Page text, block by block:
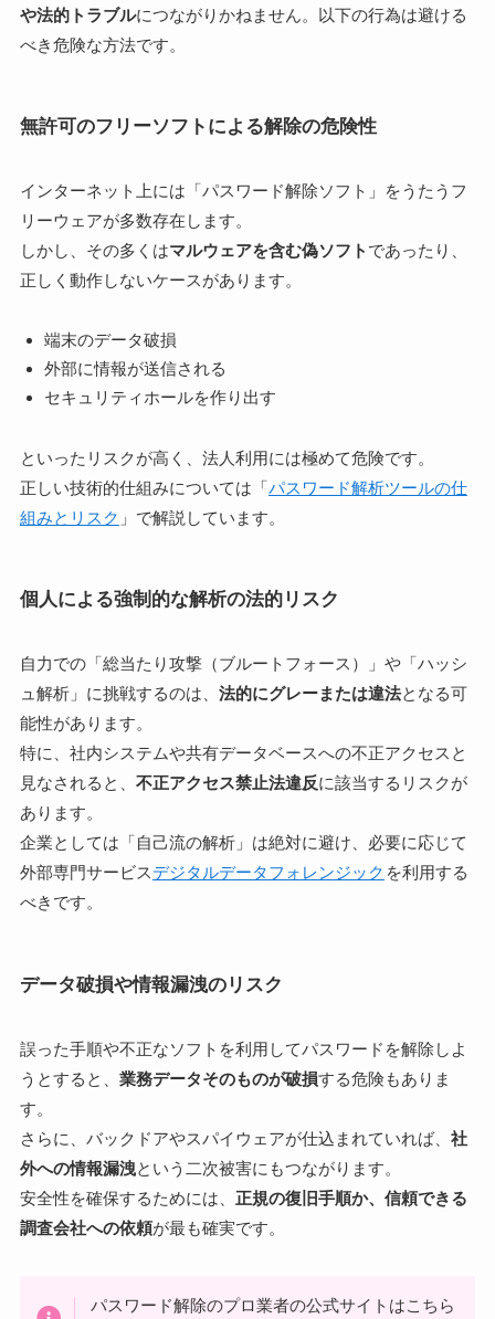
や法的トラブルにつながりかねません。以下の行為は避ける
べき危険な方法です。
無許可のフリーソフトによる解除の危険性
インターネット上には「パスワード解除ソフト」をうたうフ
リーウェアが多数存在します。
しかし、その多くはマルウェアを含む偽ソフト であったり、
正しく動作しないケースがあります。
端末のデータ破損
外部に情報が送信される
セキュリティホールを作り出す
といったリスクが高く、法人利用には極めて危険です。
正しい技術的仕組みについては「パスワード解析ツールの仕
組みとリスク 」で解説しています。
個人による強制的な解析の法的リスク
自力での「総当たり攻撃（ブルートフォース）」や「ハッシ
ュ解析」に挑戦するのは、 法的にグレーまたは違法となる可
能性があります。
特に、社内システムや共有データベースへの不正アクセスと
見なされると、 不正アクセス禁止法違反に該当するリスクが
あります。
企業としては「自己流の解析」は絶対に避け、必要に応じて
外部専門サービスデジタルデータフォレンジック を利用する
べきです。
データ破損や情報漏洩のリスク
誤った手順や不正なソフトを利用してパスワードを解除しよ
うとすると、 業務データそのものが破損する危険もありま
す。
さらに、バックドアやスパイウェアが仕込まれていれば、 社
外への情報漏洩という二次被害にもつながります。
安全性を確保するためには、 正規の復旧手順か、信頼できる
調査会社への依頼が最も確実です。
パスワード解除のプロ業者の公式サイトはこちら